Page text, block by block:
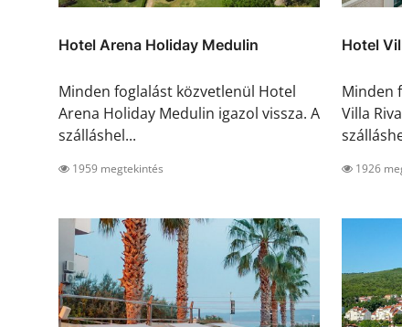
Hotel Arena Holiday Medulin
Minden foglalást közvetlenül Hotel
Arena Holiday Medulin igazol vissza. A
szálláshel...
1959 megtekintés
Hotel
Minden
Villa
1926